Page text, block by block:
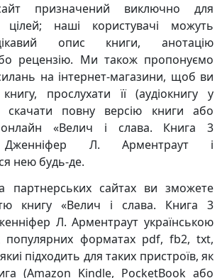
призначений виключно для
цілей; наші користувачі можуть
опис книги, анотацію
рецензію. Ми також пропонуємо
на інтернет-магазини, щоб ви
прослухати її (аудіокнигу у
скачати повну версію книги або
онлайн «Велич і слава. Книга 3
Дженніфер Л. Арментраут і
нею будь-де.
партнерських сайтах ви зможете
книгу «Велич і слава. Книга 3
Л. Арментраут українською
популярних форматах pdf, fb2, txt,
підходить для таких пристроїв, як
(Amazon Kindle, PocketBook або